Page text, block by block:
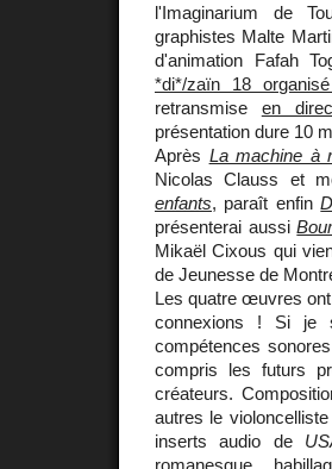
l'Imaginarium de
graphistes Malte
d'animation Fafah
*di*/zaïn 18
retransmise en
présentation dure 10
Après La machine à
Nicolas Clauss et
enfants, paraît enfin
présenterai aussi
Mikaël Cixous qui
de Jeunesse de
Les quatre œuvres
connexions ! Si je
compétences
compris les futurs
créateurs.
autres le
inserts audio de
romanesque,